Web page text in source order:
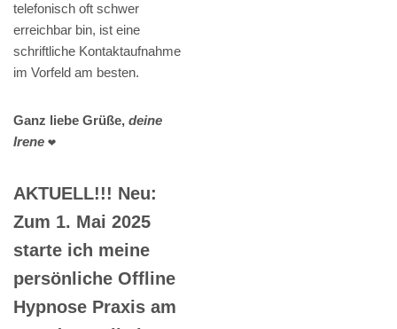
telefonisch oft schwer
erreichbar bin, ist eine
schriftliche Kontaktaufnahme
im Vorfeld am besten.
Ganz liebe Grüße, deine
Irene ❤️
AKTUELL!!! Neu:
Zum 1. Mai 2025
starte ich meine
persönliche Offline
Hypnose Praxis am